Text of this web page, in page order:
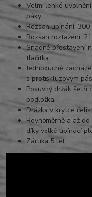
Velmi lehké
páky.
Rozsah upínání: 300
Rozsah roztažení:
Snadné přestavení
tlačítka.
Jednoduché
s protiskluzovým
Posuvný držák šetří
podložka.
Drážka v krytce
Rovnoměrně a až
díky velké upínací
Záruka 5 let